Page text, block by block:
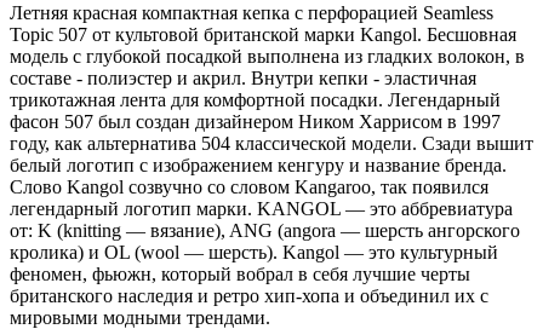
Летняя красная компактная кепка с перфорацией Seamless
Topic 507 от культовой британской марки Kangol. Бесшовная
модель с глубокой посадкой выполнена из гладких волокон, в
составе - полиэстер и акрил. Внутри кепки - эластичная
трикотажная лента для комфортной посадки. Легендарный
фасон 507 был создан дизайнером Ником Харрисом в 1997
году, как альтернатива 504 классической модели. Сзади вышит
белый логотип с изображением кенгуру и название бренда.
Слово Kangol созвучно со словом Kangaroo, так появился
легендарный логотип марки. KANGOL — это аббревиатура
от: K (knitting — вязание), ANG (angora — шерсть ангорского
кролика) и OL (wool — шерсть). Kangol — это культурный
феномен, фьюжн, который вобрал в себя лучшие черты
британского наследия и ретро хип-хопа и объединил их с
мировыми модными трендами.